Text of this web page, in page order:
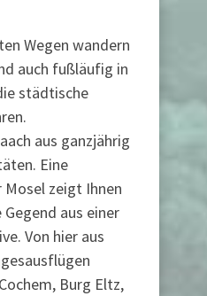
Wegen wandern
auch fußläufig in
städtische
aus ganzjährig
Eine
zeigt Ihnen
aus einer
Von hier aus
Burg Eltz,